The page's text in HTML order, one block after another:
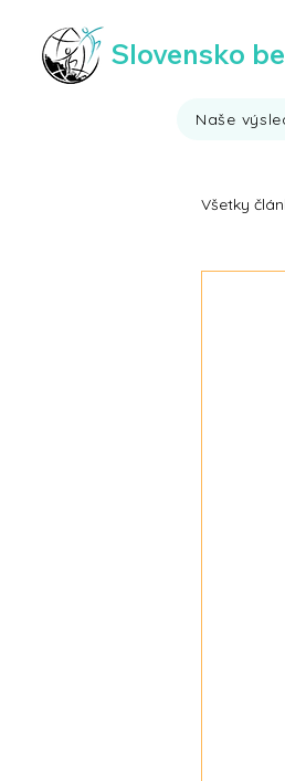
Slovensko
Naše
Všetky